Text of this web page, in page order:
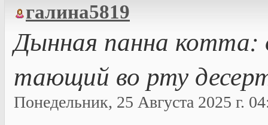
галина5819
Дынная панна котта:
тающий во рту
Понедельник, 25 Августа 2025 г.